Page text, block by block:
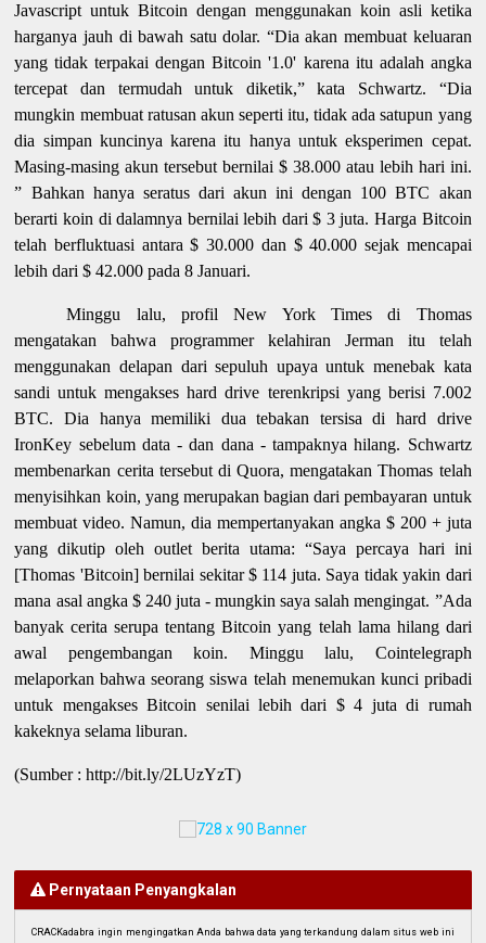
Javascript untuk Bitcoin dengan menggunakan koin asli ketika
harganya jauh di bawah satu dolar. “Dia akan membuat keluaran
yang tidak terpakai dengan Bitcoin '1.0' karena itu adalah angka
tercepat dan termudah untuk diketik,” kata Schwartz. “Dia
mungkin membuat ratusan akun seperti itu, tidak ada satupun yang
dia simpan kuncinya karena itu hanya untuk eksperimen cepat.
Masing-masing akun tersebut bernilai $ 38.000 atau lebih hari ini.
” Bahkan hanya seratus dari akun ini dengan 100 BTC akan
berarti koin di dalamnya bernilai lebih dari $ 3 juta. Harga Bitcoin
telah berfluktuasi antara $ 30.000 dan $ 40.000 sejak mencapai
lebih dari $ 42.000 pada 8 Januari.
Minggu lalu, profil New York Times di Thomas
mengatakan bahwa programmer kelahiran Jerman itu telah
menggunakan delapan dari sepuluh upaya untuk menebak kata
sandi untuk mengakses hard drive terenkripsi yang berisi 7.002
BTC. Dia hanya memiliki dua tebakan tersisa di hard drive
IronKey sebelum data - dan dana - tampaknya hilang. Schwartz
membenarkan cerita tersebut di Quora, mengatakan Thomas telah
menyisihkan koin, yang merupakan bagian dari pembayaran untuk
membuat video. Namun, dia mempertanyakan angka $ 200 + juta
yang dikutip oleh outlet berita utama: “Saya percaya hari ini
[Thomas 'Bitcoin] bernilai sekitar $ 114 juta. Saya tidak yakin dari
mana asal angka $ 240 juta - mungkin saya salah mengingat. ”Ada
banyak cerita serupa tentang Bitcoin yang telah lama hilang dari
awal pengembangan koin. Minggu lalu, Cointelegraph
melaporkan bahwa seorang siswa telah menemukan kunci pribadi
untuk mengakses Bitcoin senilai lebih dari $ 4 juta di rumah
kakeknya selama liburan.
(Sumber : http://bit.ly/2LUzYzT)
Pernyataan Penyangkalan
CRACKadabra ingin mengingatkan Anda bahwa data yang terkandung dalam situs web ini